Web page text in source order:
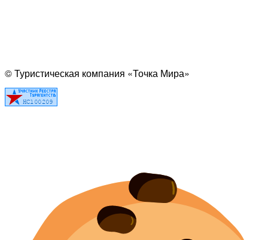
© Туристическая компания «Точка Мира»